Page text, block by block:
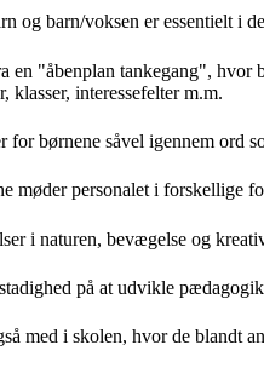
og barn/voksen er essentielt i
en "åbenplan tankegang",
klasser, interessefelter m.m.
for børnene såvel igennem
møder personalet i forskellige
i naturen, bevægelse og
på at udvikle
med i skolen, hvor de blandt